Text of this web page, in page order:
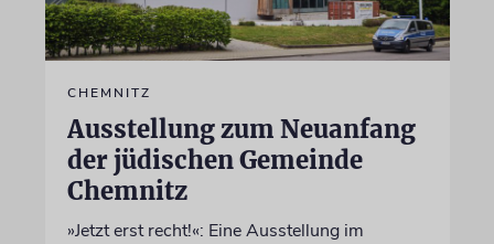
CHEMNITZ
Ausstellung zum Neuanfang
der jüdischen Gemeinde
Chemnitz
»Jetzt erst recht!«: Eine Ausstellung im